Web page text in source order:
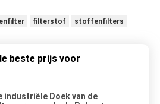
filterstof stoffenfilters
beste prijs voor
industriële Doek van de